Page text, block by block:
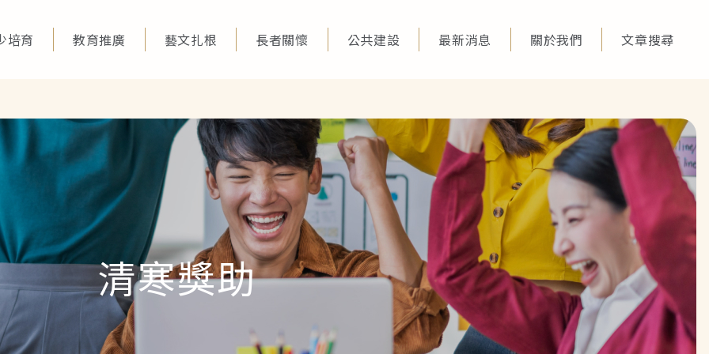
培育 教育推廣 藝文扎根 長者關懷 公共建設 最新消息 關於我們 文章搜尋
清寒獎助